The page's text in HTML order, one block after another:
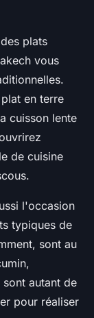
plats
vous
en terre
cuisson lente
de cuisine
l'occasion
typiques de
sont au
autant de
pour réaliser